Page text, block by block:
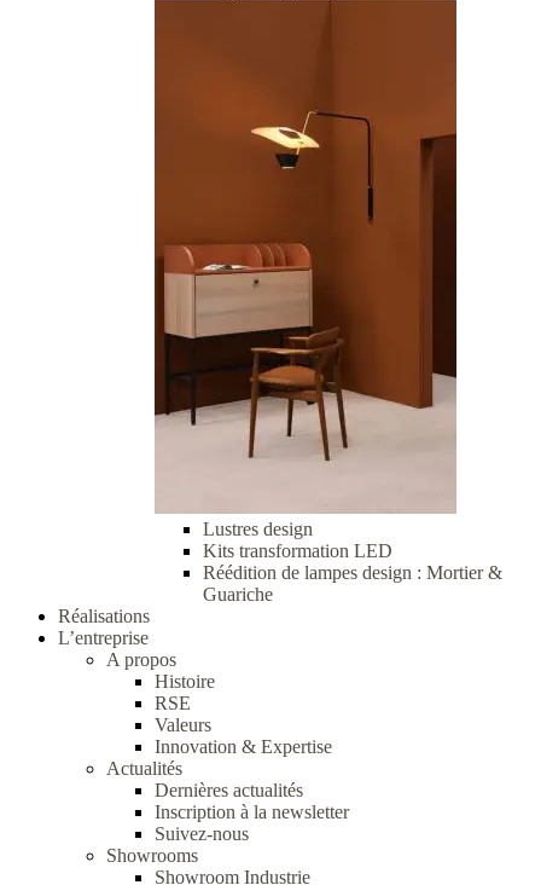
Lustres design
Kits transformation LED
Réédition de lampes design : Mortier &
Guariche
Réalisations
L’entreprise
A propos
Histoire
RSE
Valeurs
Innovation & Expertise
Actualités
Dernières actualités
Inscription à la newsletter
Suivez-nous
Showrooms
Showroom Industrie